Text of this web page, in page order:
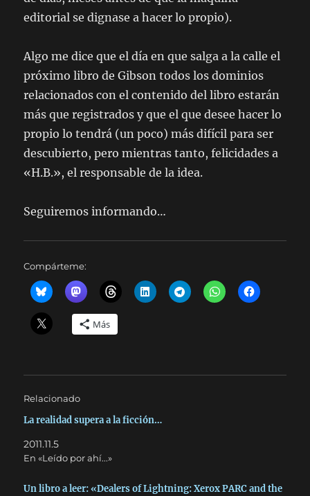
editorial se dignase a hacer lo propio).
Algo me dice que el día en que salga a la calle el
próximo libro de Gibson todos los dominios
relacionados con el contenido del libro estarán
más que registrados y que el que desee hacer lo
propio lo tendrá (un poco) más difícil para ser
descubierto, pero mientras tanto, felicidades a
«H.B.», el responsable de la idea.
Seguiremos informando…
Compárteme:
Más
Relacionado
La realidad supera a la ficción…
2011.11.5
En «Leído por ahí...»
Un libro a leer: «Dealers of Lightning: Xerox PARC and the